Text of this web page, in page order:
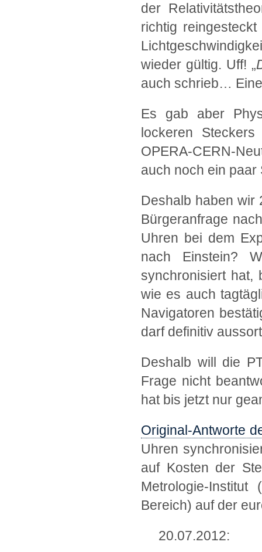
der
richtig
wieder gültig. Uff! „
auch schrieb…
Es gab aber
lockeren
OPERA-CERN-
auch noch ein paar
Deshalb haben wir
Bürgeranfrage
Uhren bei dem
nach Einstein?
synchronisiert hat,
wie es auch
Navigatoren
darf definitiv
Deshalb will die
Frage nicht
hat bis jetzt nur
Original-Antworte
Uhren
auf Kosten der
Metrologie-
Bereich) auf der
20.07.2012: